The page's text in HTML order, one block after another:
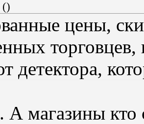
()
цены,
торговцев,
детектора,
А магазины кто